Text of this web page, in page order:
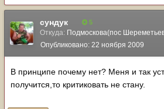
сундук 5
Откуда: Подмоскова(пос
Опубликовано: 22 ноября 2009
В принципе почему нет? Меня и так
получится,то критиковать не стану.